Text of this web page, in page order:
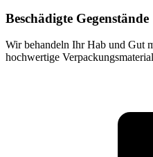
Beschädigte Gegenstände
Wir behandeln Ihr Hab und Gut
hochwertige